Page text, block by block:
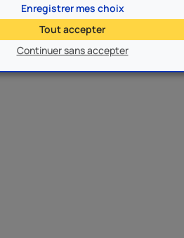
Continuer sans accepter
Enregistrer mes choix
Tout accepter